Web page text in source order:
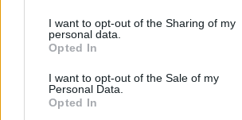
I want to opt-out of the Sharing of my
personal data.
Opted In
I want to opt-out of the Sale of my
Personal Data.
Opted In